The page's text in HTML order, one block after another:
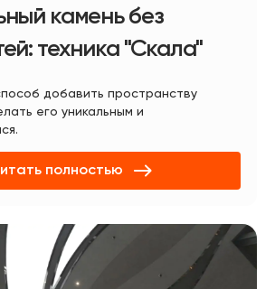
камень без
техника "Скала"
добавить пространству
его уникальным и
полностью